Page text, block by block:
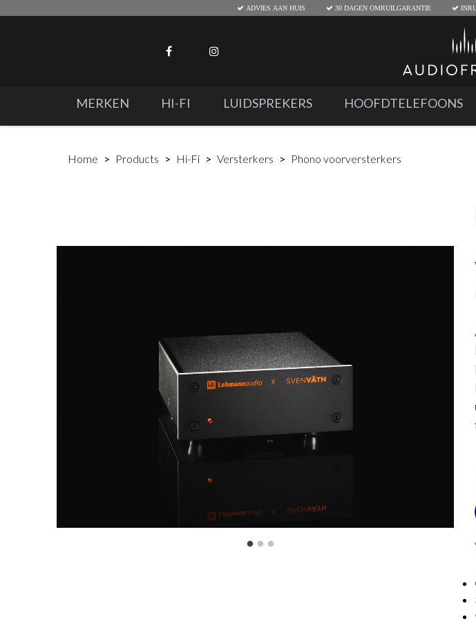
ADVIES AAN HUIS 30 DAGEN OMRUILGARANTIE
MERKEN HI-FI LUIDSPREKERS HOOFDTELEFOONS
Home Products Hi-Fi Versterkers Phono voorversterkers